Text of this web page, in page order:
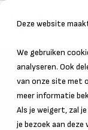
Deze website
We gebruiken
analyseren. Ook
van onze site met
meer informatie
Als je weigert, zal
je bezoek aan
Home
Zo maak
planning